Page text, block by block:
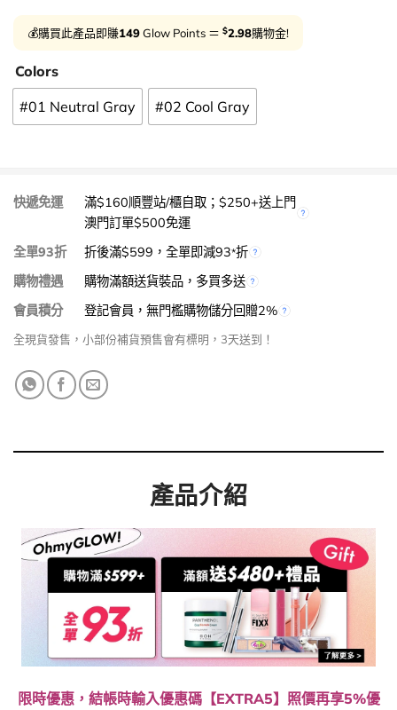
💰購買此產品即賺149Glow Points ＝ $2.98購物金!
Colors
#01 Neutral Gray #02 Cool Gray
快遞免運
滿$160順豐站/櫃自取；$250+送上門
澳門訂單$500免運
全單93折
折後滿$599，全單即減93*折
購物禮遇
購物滿額送貨裝品，多買多送
會員積分
登記會員，無門檻購物儲分回贈2%
全現貨發售，小部份補貨預售會有標明，3天送到！
產品介紹
限時優惠，結帳時輸入優惠碼【EXTRA5】照價再享5%優